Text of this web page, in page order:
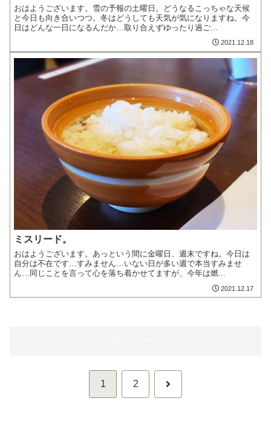
おはようございます。雪の予報の土曜日。どうなるこっちゃな天候
と今日も向き合いつつ。冬はどうしても天気が気になりますね。今
日はどんな一日になるんだか…取り合えずゆったり過ご...
2021.12.18
ミスリード。
おはようございます。あっという間に金曜日、週末ですね。今日は
自分は不在です…すみません…いない日が多い週で本当すみませ
ん…同じことを言って心を落ち着かせてますが、今年は燃...
2021.12.17
1 2 次